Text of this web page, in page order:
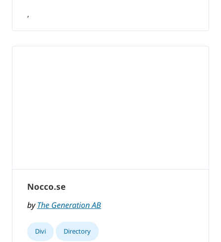
,
Nocco.se
byThe Generation AB
Divi Directory